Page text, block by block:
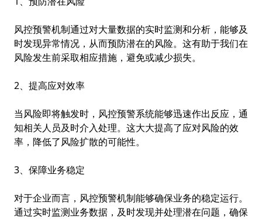
风控预警机制通过对大量数据的实时监测和分析，能够及
时发现异常情况，从而预防潜在的风险。这有助于我们在
风险发生前采取相应措施，避免或减少损失。
2、提高应对效率
当风险即将触发时，风控预警系统能够迅速作出反应，通
知相关人员及时介入处理。这大大提高了应对风险的效
率，降低了风险扩散的可能性。
3、保障业务稳定
对于企业而言，风控预警机制能够确保业务的稳定运行。
通过实时监测业务数据，及时发现并处理潜在问题，确保